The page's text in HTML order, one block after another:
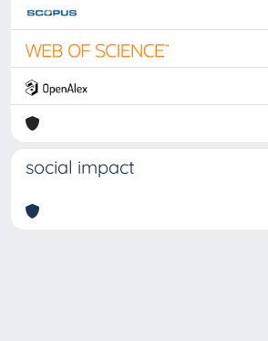
social impact